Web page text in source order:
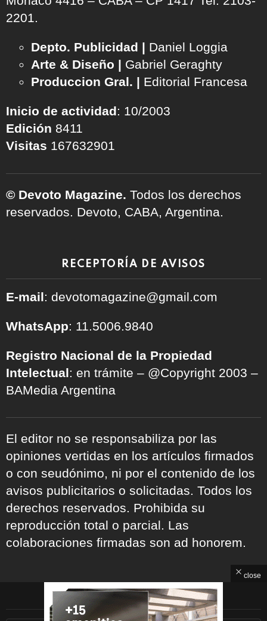
2201.
Depto. Publicidad | Daniel Loggia
Arte & Diseño | Gabriel Geraghty
Produccion Gral. | Editorial Francesa
Inicio de actividad: 10/2003
Edición 8411
Visitas 167632901
© Devoto Magazine. Todos los derechos
reservados. Devoto, CABA, Argentina.
RECEPTORÍA DE AVISOS
E-mail: devotomagazine@gmail.com
WhatsApp: 11.5006.9840
Registro Nacional de la Propiedad
Intelectual: en trámite – @Copyright 2003 –
BAMedia Argentina
El editor no se responsabiliza por las
opiniones vertidas en los artículos firmados
o con seudónimo, ni por el contenido de los
avisos publicitarios o solicitadas. Todos los
derechos reservados. Prohibida su
reproducción total o parcial. Las
colaboraciones firmadas son ad honorem.
ARCHIVOS
close